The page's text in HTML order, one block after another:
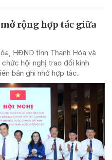
rộng hợp tác giữa
HĐND tỉnh Thanh Hóa và
hội nghị trao đổi kinh
bản ghi nhớ hợp tác.